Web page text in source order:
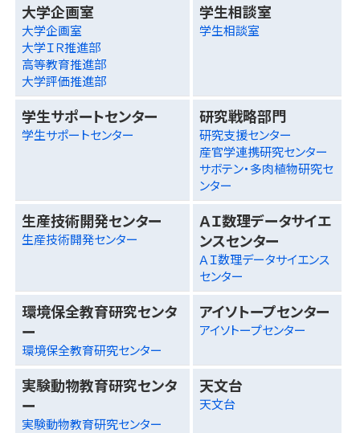
大学企画室
大学企画室
大学ＩＲ推進部
高等教育推進部
大学評価推進部
学生相談室
学生相談室
学生サポートセンター
学生サポートセンター
研究戦略部門
研究支援センター
産官学連携研究センター
サボテン・多肉植物研究セ
ンター
生産技術開発センター
生産技術開発センター
ＡＩ数理データサイエ
ンスセンター
ＡＩ数理データサイエンス
センター
環境保全教育研究センタ
ー
環境保全教育研究センター
アイソトープセンター
アイソトープセンター
実験動物教育研究センタ
ー
実験動物教育研究センター
天文台
天文台